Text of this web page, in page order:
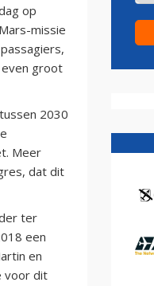
op
missie
even groot
2030
Meer
dat dit
ter
een
en
voor dit